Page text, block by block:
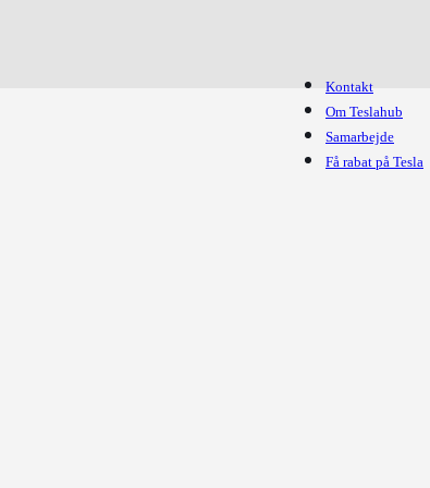
Kontakt
Om Teslahub
Samarbejde
Få rabat på Tesla